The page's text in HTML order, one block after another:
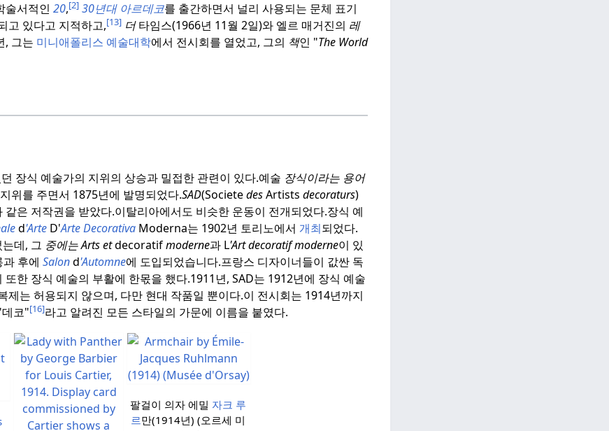
술서적인 20,[2] 30년대 아르데코를 출간하면서 널리 사용되는 문체 표기
고 있다고 지적하고,[13] 더타임스(1966년 11월 2일)와 엘르 매거진의 레
, 그는 미니애폴리스 예술대학에서 전시회를 열었고, 그의 책인 "The World
장식 예술가의 지위의 상승과 밀접한 관련이 있다.예술 장식이라는 용어
위를 주면서 1875년에 발명되었다.SAD(SocietedesArtists decoraturs)
은 저작권을 받았다.이탈리아에서도 비슷한 운동이 전개되었다.장식 예
d'Arte D'Arte Decorativa Moderna는 1902년 토리노에서 개최되었다.
데, 그 중에는 Arts etdecoratifmoderne과 L'Art decoratif moderne이 있
후에 Salond'Automne에 도입되었습니다.프랑스 디자이너들이 값싼 독
한 장식 예술의 부활에 한몫을 했다.1911년, SAD는 1912년에 장식 예술
제는 허용되지 않으며, 다만 현대 작품일 뿐이다.이 전시회는 1914년까지
코"[16]라고 알려진 모든 스타일의 가문에 이름을 붙였다.
팔걸이 의자 에밀 자크 루
르만(1914년) (오르세 미